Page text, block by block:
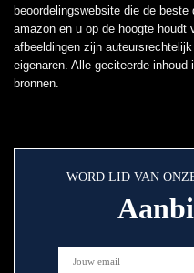
beoordelingswebsite die de
amazon en u op de hoogte houdt
afbeeldingen zijn
eigenaren. Alle geciteerde
bronnen.
WORD LID VAN